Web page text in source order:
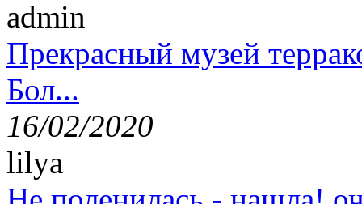
admin
Прекрасный музей
Бол...
16/02/2020
lilya